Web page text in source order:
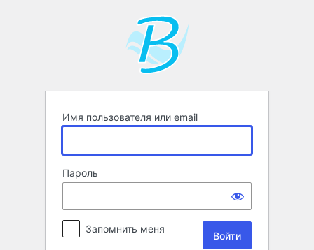
Имя пользователя или email
Пароль
Запомнить меня